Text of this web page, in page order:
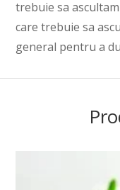
trebuie sa
care trebuie sa
general pentru a